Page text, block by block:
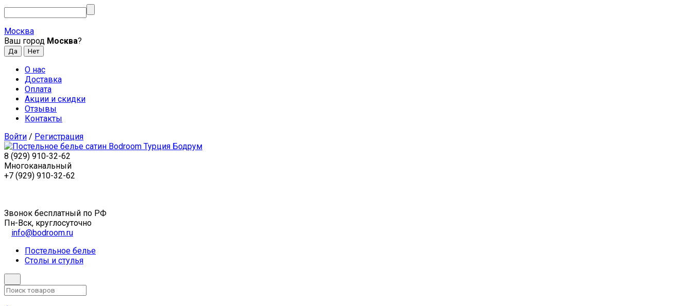
Москва
Ваш город Москва?
О нас
Доставка
Оплата
Акции и скидки
Отзывы
Контакты
Войти / Регистрация
8 (929) 910-32-62
Многоканальный
+7 (929) 910-32-62
Звонок бесплатный по РФ
Пн-Вск, круглосуточно
info@bodroom.ru
Постельное белье
Столы и стулья